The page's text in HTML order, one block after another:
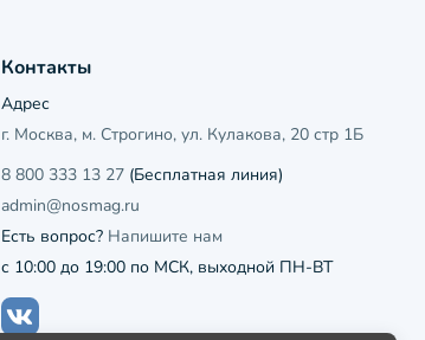
Контакты
Адрес
г. Москва, м. Строгино, ул. Кулакова, 20 стр 1Б
8 800 333 13 27(Бесплатная линия)
admin@nosmag.ru
Есть вопрос? Напишите нам
с 10:00 до 19:00 по МСК, выходной ПН-ВТ